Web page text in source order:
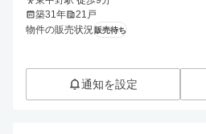
築31年
21戸
物件の販売状況販売待ち
通知を設定